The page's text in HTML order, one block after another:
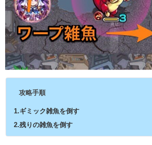
攻略手順
1.ギミック雑魚を倒す
2.残りの雑魚を倒す